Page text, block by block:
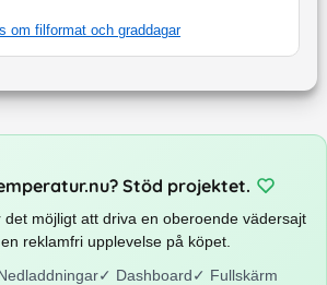
om filformat och graddagar
Stöd projektet.
det möjligt att driva en oberoende vädersajt
reklamfri upplevelse på köpet.
✓ Dashboard✓ Fullskärm